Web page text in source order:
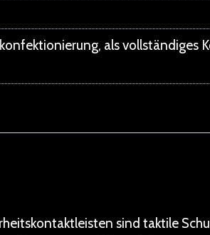
als
sind taktile